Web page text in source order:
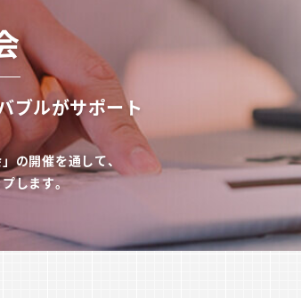
ブルがサポート
の開催を通して、
します。